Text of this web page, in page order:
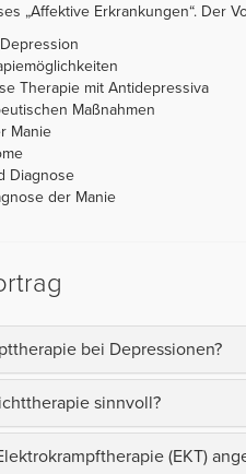
„Affektive Erkrankungen“. Der
Therapie mit Antidepressiva
Maßnahmen
Manie
Diagnose
der Manie
bei Depressionen?
sinnvoll?
(EKT)